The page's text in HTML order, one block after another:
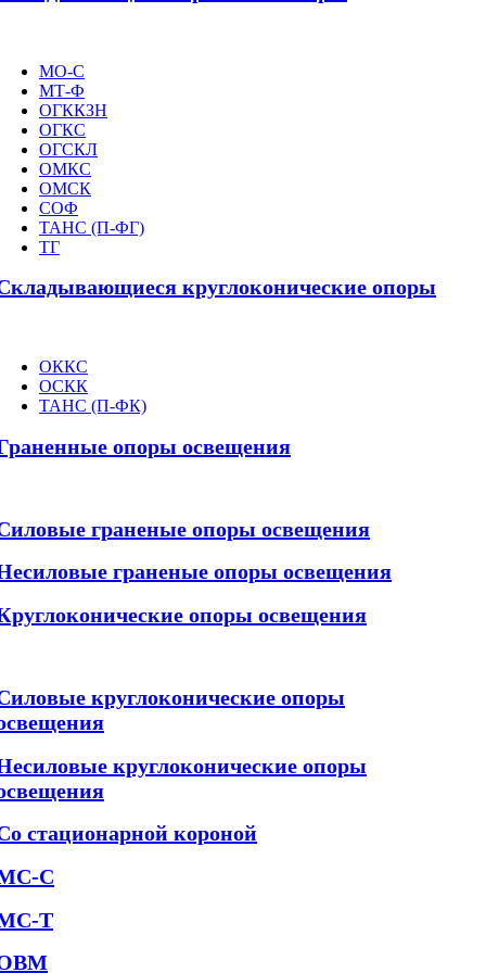
МО-С
МТ-Ф
ОГККЗН
ОГКС
ОГСКЛ
ОМКС
ОМСК
СОФ
ТАНС (П-ФГ)
ТГ
круглоконические опоры
ОККС
ОСКК
ТАНС (П-ФК)
опоры освещения
граненые опоры освещения
граненые опоры освещения
опоры освещения
круглоконические опоры
круглоконические опоры
стационарной короной
С
Т